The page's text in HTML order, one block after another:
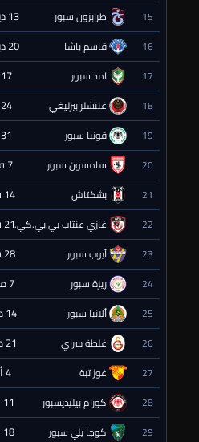
15 طرابزون سبور 13 ديسمبر 2026 - 19:00
16 قاسم باشا 20 ديسمبر 2026 - 19:00
17 آمد سبور 17 يناير 2027 - 19:00
18 غنتشلر بيرليغي 24 يناير 2027 - 19:00
19 قونيا سبور 31 يناير 2027 - 19:00
20 سامسون سبور 7 فبراير 2027 - 19:00
21 بشكتاش 14 فبراير 2027 - 19:00
22 غازي عنتاب بي.بي.كي.21 فبراير 2027 - 19:00
23 أيوب سبور 28 فبراير 2027 - 19:00
24 ريزة سبور 7 مارس 2027 - 19:00
25 ألانيا سبور 14 مارس 2027 - 19:00
26 غلطة سراي 21 مارس 2027 - 19:00
27 غوز تبة 4 أبريل 2027 - 19:00
28 كورام بيليديسبور 11 أبريل 2027 - 19:00
29 كوجا يلي سبور 18 أبريل 2027 - 19:00